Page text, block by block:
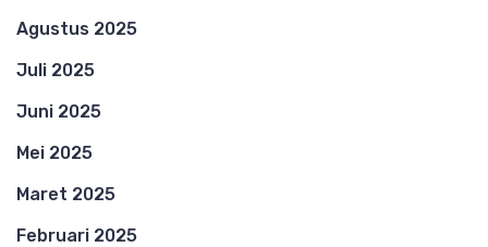
Agustus 2025
Juli 2025
Juni 2025
Mei 2025
Maret 2025
Februari 2025